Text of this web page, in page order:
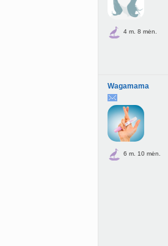
4 m. 8 mėn.
Wagamama
6 m. 10 mėn.